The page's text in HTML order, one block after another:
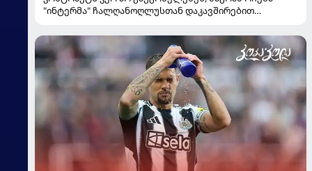
"ინტერმა" ჩალღანოღლუსთან დაკავშირებით